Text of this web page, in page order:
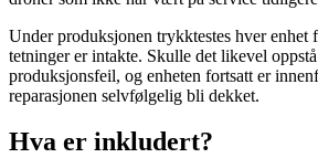
Under produksjonen trykktestes hver enhet
tetninger er intakte. Skulle det likevel
produksjonsfeil, og enheten fortsatt er
reparasjonen selvfølgelig bli dekket.
Hva er inkludert?